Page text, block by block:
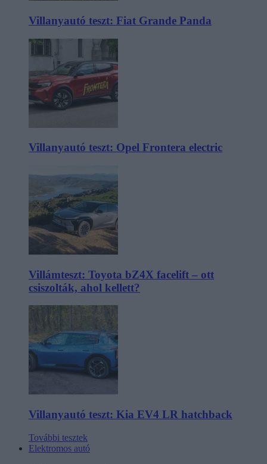
Villanyautó teszt: Fiat Grande Panda
Villanyautó teszt: Opel Frontera electric
Villámteszt: Toyota bZ4X facelift – ott
csiszolták, ahol kellett?
Villanyautó teszt: Kia EV4 LR hatchback
További tesztek
Elektromos autó